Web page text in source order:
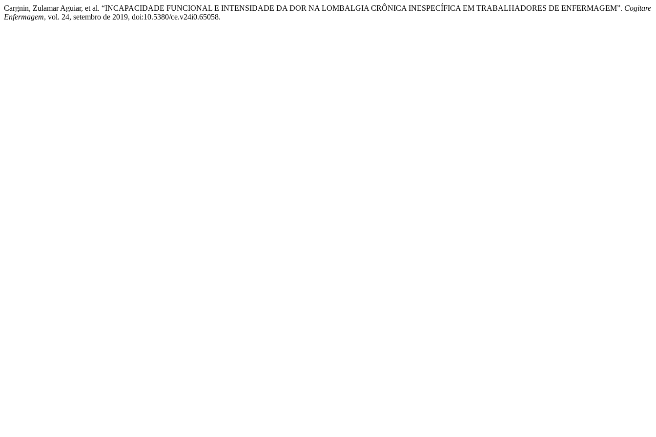
Cargnin, Zulamar Aguiar, et al. “INCAPACIDADE FUNCIONAL E INTENSIDADE DA DOR NA LOMBALGIA CRÔNICA INESPECÍFICA EM TRABALHADORES DE ENFERMAGEM”. Cogitare
Enfermagem, vol. 24, setembro de 2019, doi:10.5380/ce.v24i0.65058.